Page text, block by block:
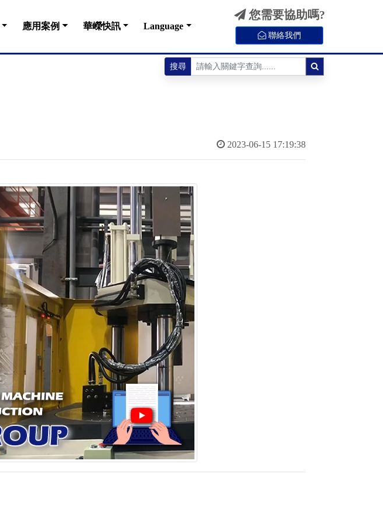
應用案例 華嶸快訊 Language
您需要協助嗎?
聯絡我們
搜尋
2023-06-15 17:19:38